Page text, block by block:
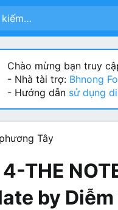
Chào mừng bạn truy
- Nhà tài trợ: Bhnong
- Hướng dẫn sử dụng
Tây
THE
by